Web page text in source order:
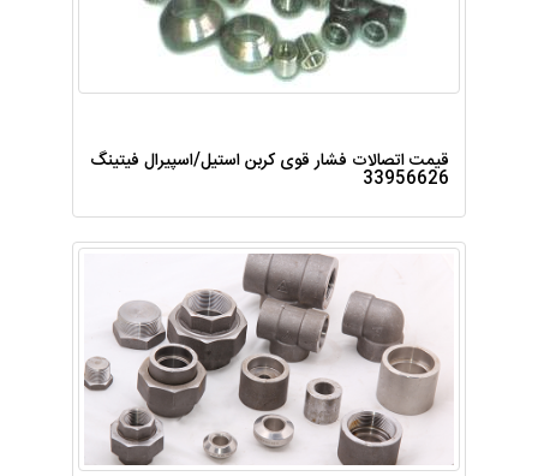
قیمت اتصالات فشار قوی کربن استیل/اسپیرال فیتینگ
33956626